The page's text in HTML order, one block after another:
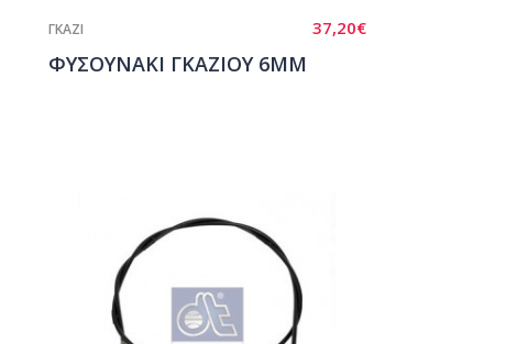
37,20€
ΓΚΑΖΙ
ΦΥΣΟΥΝΑΚΙ ΓΚΑΖΙΟΥ 6ΜΜ